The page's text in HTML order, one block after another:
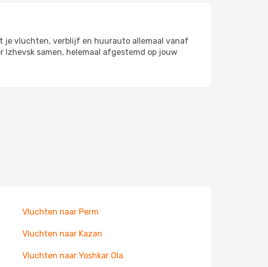
je vluchten, verblijf en huurauto allemaal vanaf
Izhevsk samen, helemaal afgestemd op jouw
Vluchten naar Perm
Vluchten naar Kazan
Vluchten naar Yoshkar Ola